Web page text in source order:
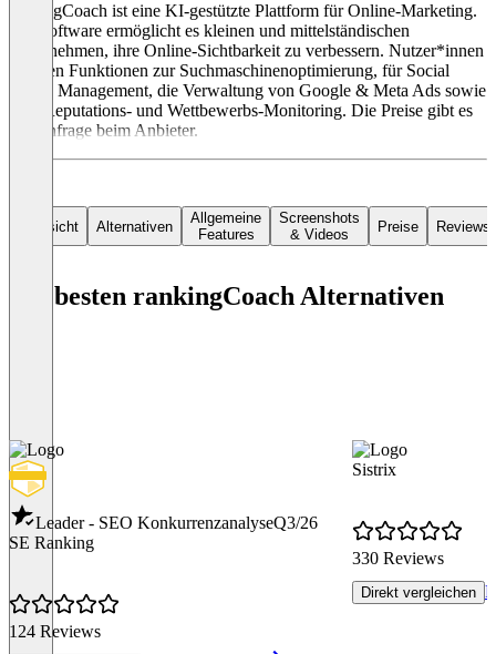
rankingCoach ist eine KI-gestützte Plattform für Online-Marketing.
Die Software ermöglicht es kleinen und mittelständischen
Unternehmen, ihre Online-Sichtbarkeit zu verbessern. Nutzer*innen
erhalten Funktionen zur Suchmaschinenoptimierung, für Social
Media Management, die Verwaltung von Google & Meta Ads sowie
zum Reputations- und Wettbewerbs-Monitoring. Die Preise gibt es
auf Anfrage beim Anbieter.
Übersicht Alternativen
Allgemeine
Features
Screenshots
& Videos
Preise Reviews
Die besten rankingCoach Alternativen
Leader - SEO KonkurrenzanalyseQ3/26
SE Ranking
124 Reviews
Sistrix
330 Reviews
Direkt vergleichen